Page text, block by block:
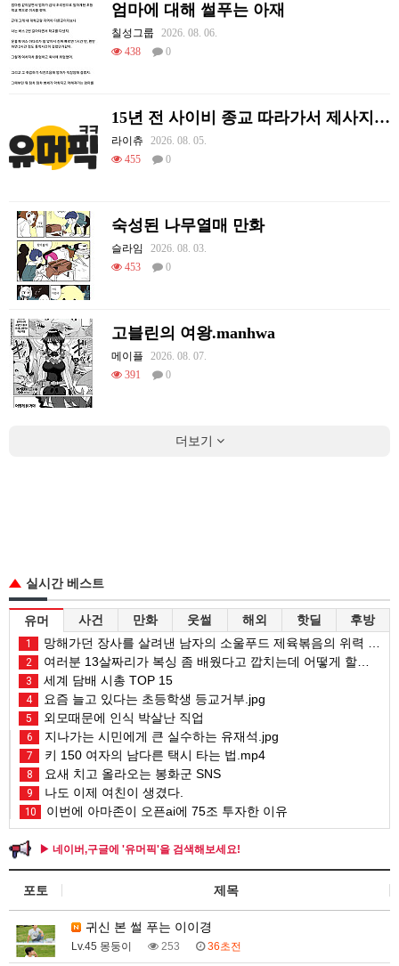
엄마에 대해 썰푸는 아재
칠성그룹
2026. 08. 06.
438
0
15년 전 사이비 종교 따라가서 제사지내고 온 썰.
라이츄
2026. 08. 05.
455
0
숙성된 나무열매 만화
슬라임
2026. 08. 03.
453
0
고블린의 여왕.manhwa
메이플
2026. 08. 07.
391
0
더보기
실시간 베스트
유머 사건 만화 웃썰 해외 핫딜 후방
1 망해가던 장사를 살려낸 남자의 소울푸드 제육볶음의 위력 ㅋㅋ
2 여러분 13살짜리가 복싱 좀 배웠다고 깝치는데 어떻게 할까요?
3 세계 담배 시총 TOP 15
4 요즘 늘고 있다는 초등학생 등교거부.jpg
5 외모때문에 인식 박살난 직업
6 지나가는 시민에게 큰 실수하는 유재석.jpg
7 키 150 여자의 남다른 택시 타는 법.mp4
8 요새 치고 올라오는 봉화군 SNS
9 나도 이제 여친이 생겼다.
10 이번에 아마존이 오픈ai에 75조 투자한 이유
▶ 네이버,구글에 '유머픽'을 검색해보세요!
포토 제목
귀신 본 썰 푸는 이이경
Lv.45 몽둥이 253 36초전